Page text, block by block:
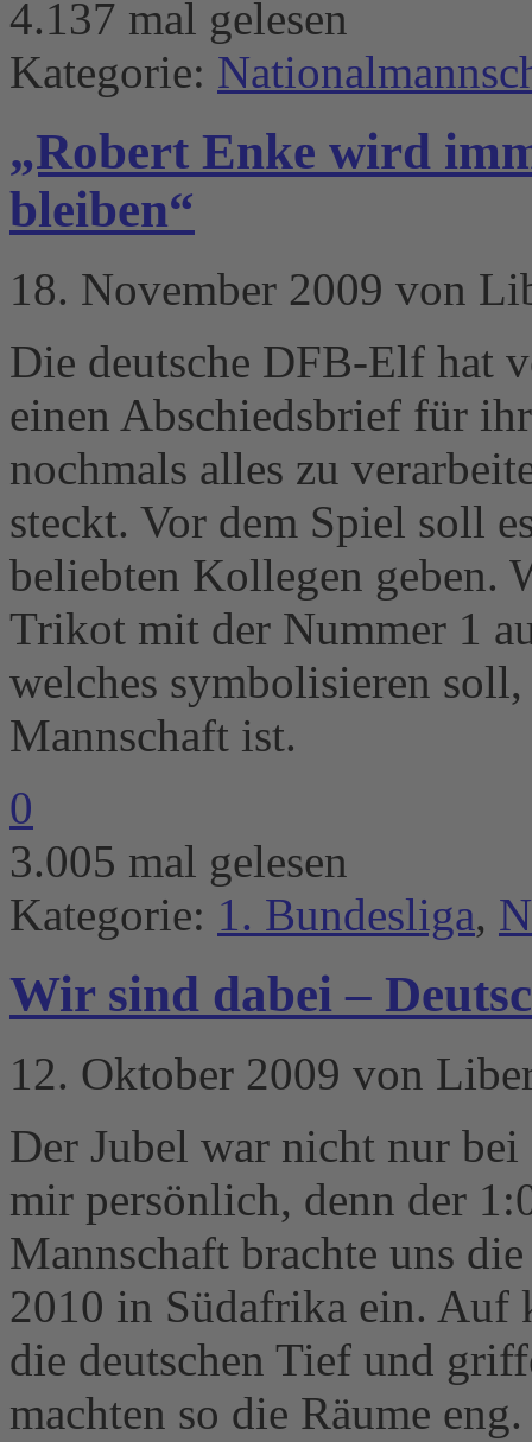
4.137 mal gelesen
Kategorie:
„Robert Enke wird
bleiben“
18. November 2009 von
Die deutsche DFB-Elf hat
einen Abschiedsbrief für
nochmals alles zu
steckt. Vor dem Spiel soll
beliebten Kollegen geben.
Trikot mit der Nummer 1
welches symbolisieren
Mannschaft ist.
0
3.005 mal gelesen
Kategorie: 1. Bundesliga,
Wir sind dabei –
12. Oktober 2009 von
Der Jubel war nicht nur bei
mir persönlich, denn der
Mannschaft brachte uns
2010 in Südafrika ein. Auf
die deutschen Tief und
machten so die Räume